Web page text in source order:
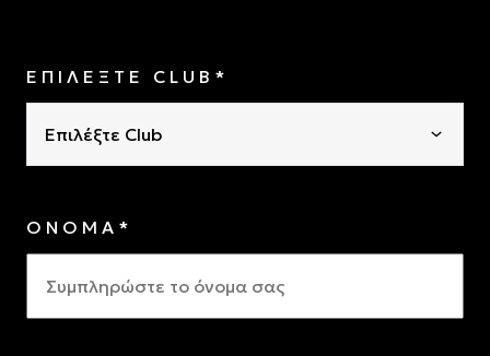
ΕΠΙΛΕΞΤΕ CLUB*
Επιλέξτε Club
ΟΝΟΜΑ*